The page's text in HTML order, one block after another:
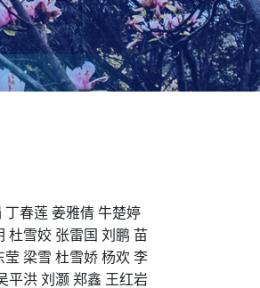
丁春莲 姜雅倩 牛楚婷
杜雪姣 张雷国 刘鹏 苗
莹 梁雪 杜雪娇 杨欢 李
平洪 刘灏 郑鑫 王红岩